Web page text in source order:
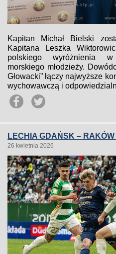
Kapitan Michał Bielski
Kapitana Leszka
polskiego wyróżnienia
morskiego młodzieży.
Głowacki” łączy najwyższe
wychowawczą i
LECHIA GDAŃSK –
26 kwietnia 2026